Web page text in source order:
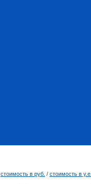
стоимость в руб. / стоимость в у.е.